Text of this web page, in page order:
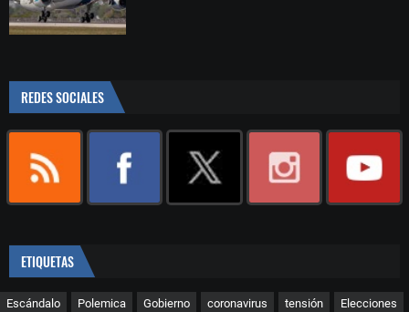
REDES SOCIALES
ETIQUETAS
Escándalo Polemica Gobierno coronavirus tensión Elecciones